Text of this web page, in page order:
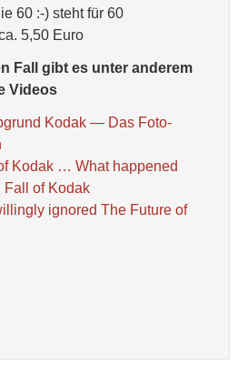
60 :-) steht für 60
5,50 Euro
Fall gibt es unter anderem
Videos
Kodak — Das Foto-
Kodak … What happened
Fall of Kodak
ignored The Future of